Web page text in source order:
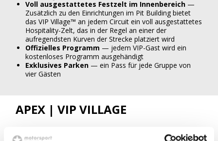
Voll ausgestattetes Festzelt im Innenbereich —
Zusätzlich zu den Einrichtungen im Pit Building bietet
das VIP Village™ an jedem Circuit ein voll ausgestattetes
Hospitality-Zelt, das in der Regel an einer der
aufregendsten Kurven der Strecke platziert wird
Offizielles Programm — jedem VIP-Gast wird ein
kostenloses Programm ausgehändigt
Exklusives Parken — ein Pass für jede Gruppe von
vier Gästen
APEX | VIP VILLAGE